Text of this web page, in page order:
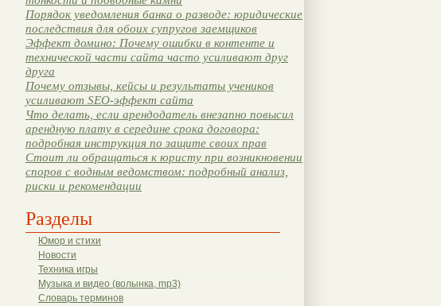
Порядок уведомления банка о разводе: юридические
последствия для обоих супругов заемщиков
Эффект домино: Почему ошибки в контенте и
технической части сайта часто усиливают друг
друга
Почему отзывы, кейсы и результаты учеников
усиливают SEO-эффект сайта
Что делать, если арендодатель внезапно повысил
арендную плату в середине срока договора:
подробная инструкция по защите своих прав
Стоит ли обращаться к юристу при возникновении
споров с водным ведомством: подробный анализ,
риски и рекомендации
Разделы
Юмор и стихи
Новости
Техника игры
Музыка и видео (волынка, mp3)
Словарь терминов